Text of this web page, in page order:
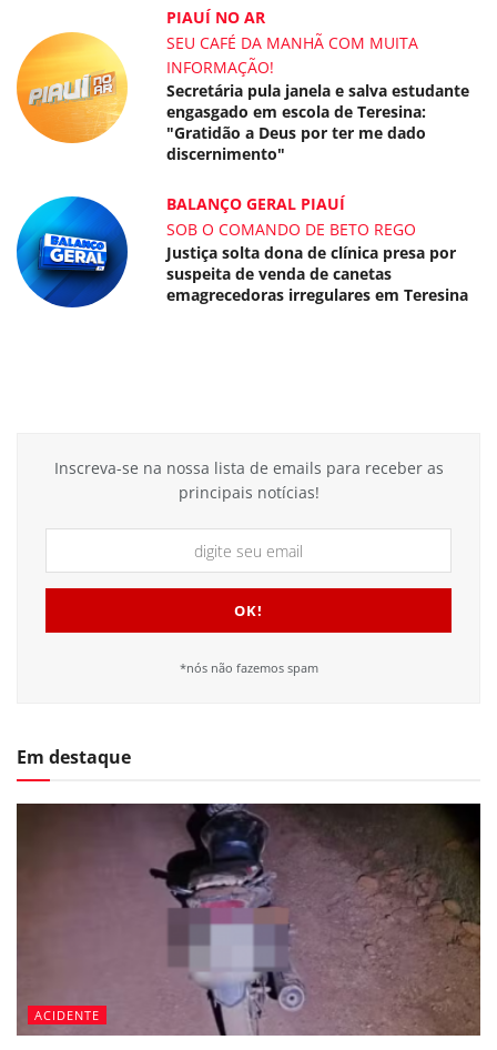
PIAUÍ NO AR
SEU CAFÉ DA MANHÃ COM MUITA
INFORMAÇÃO!
Secretária pula janela e salva estudante
engasgado em escola de Teresina:
"Gratidão a Deus por ter me dado
discernimento"
BALANÇO GERAL PIAUÍ
SOB O COMANDO DE BETO REGO
Justiça solta dona de clínica presa por
suspeita de venda de canetas
emagrecedoras irregulares em Teresina
Inscreva-se na nossa lista de emails para receber as
principais notícias!
*nós não fazemos spam
Em destaque
ACIDENTE